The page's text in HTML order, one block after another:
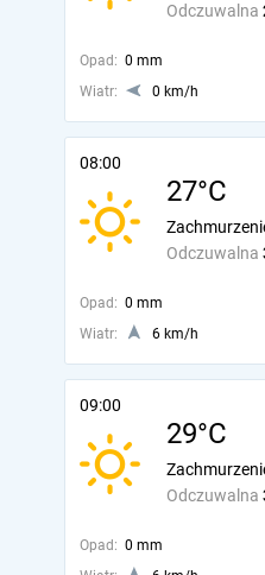
Odczuwalna
Opad: 0 mm
Wiatr:
0 km/h
08:00
27°C
Odczuwalna
Opad: 0 mm
Wiatr:
6 km/h
09:00
29°C
Odczuwalna
Opad: 0 mm